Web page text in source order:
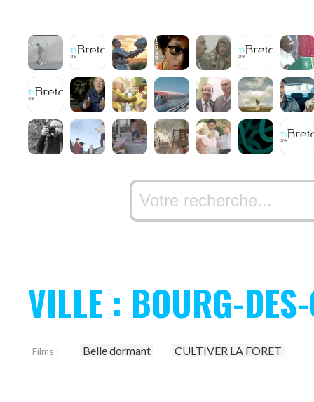
VILLE : BOURG-
Films : Belle dormant CULTIVER LA FORET